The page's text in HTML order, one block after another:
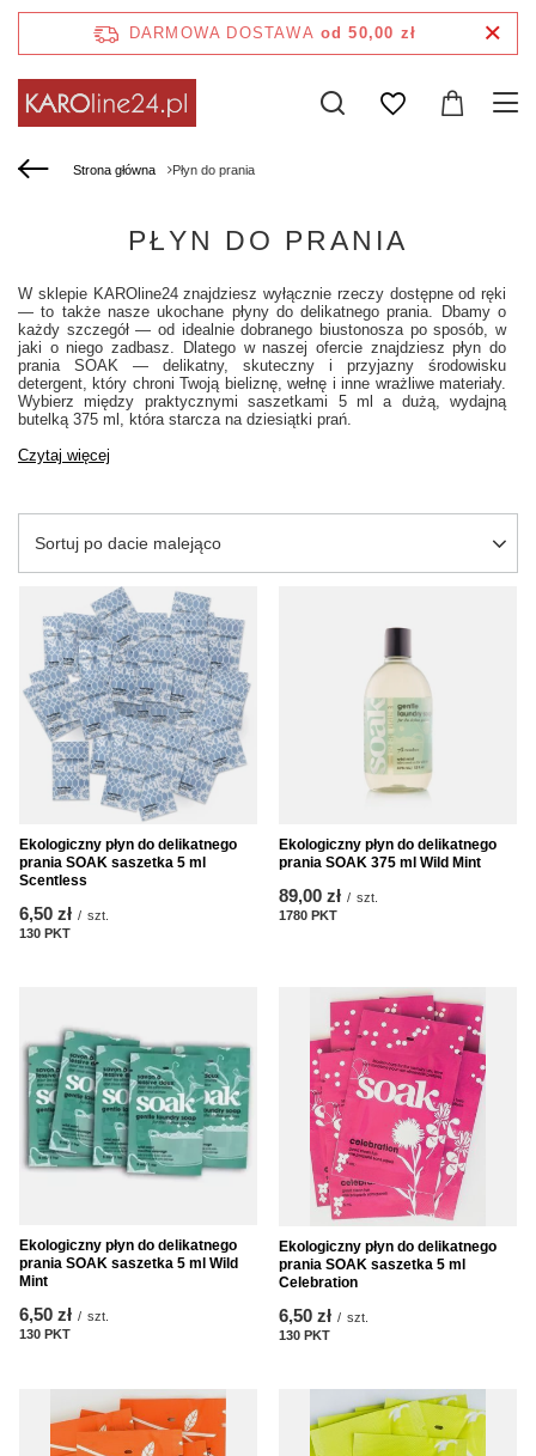
DARMOWA DOSTAWA od 50,00 zł
Strona główna Płyn do prania
PŁYN DO PRANIA
W sklepie KAROline24 znajdziesz wyłącznie rzeczy dostępne od ręki
— to także nasze ukochane płyny do delikatnego prania. Dbamy o
każdy szczegół — od idealnie dobranego biustonosza po sposób, w
jaki o niego zadbasz. Dlatego w naszej ofercie znajdziesz płyn do
prania SOAK — delikatny, skuteczny i przyjazny środowisku
detergent, który chroni Twoją bieliznę, wełnę i inne wrażliwe materiały.
Wybierz między praktycznymi saszetkami 5 ml a dużą, wydajną
butelką 375 ml, która starcza na dziesiątki prań.
Czytaj więcej
Zmień sortowanie
Sortuj po dacie malejąco
Ekologiczny płyn do delikatnego
prania SOAK saszetka 5 ml
Scentless
6,50 zł / szt.
130 PKT
Ekologiczny płyn do delikatnego
prania SOAK 375 ml Wild Mint
89,00 zł / szt.
1780 PKT
Ekologiczny płyn do delikatnego
prania SOAK saszetka 5 ml Wild
Mint
6,50 zł / szt.
130 PKT
Ekologiczny płyn do delikatnego
prania SOAK saszetka 5 ml
Celebration
6,50 zł / szt.
130 PKT